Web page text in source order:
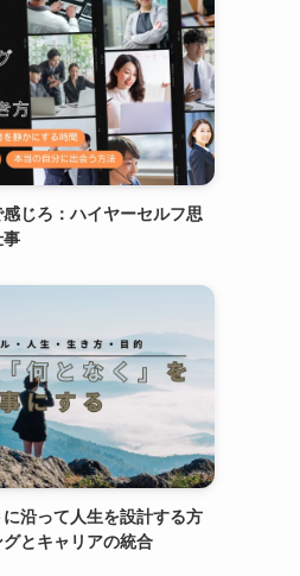
じろ：ハイヤーセルフ思
事
沿って人生を設計する方
とキャリアの統合